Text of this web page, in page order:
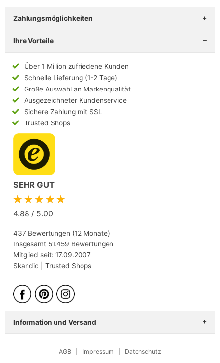
Zahlungsmöglichkeiten
Ihre Vorteile
Über 1 Million zufriedene Kunden
Schnelle Lieferung (1-2 Tage)
Große Auswahl an Markenqualität
Ausgezeichneter Kundenservice
Sichere Zahlung mit SSL
Trusted Shops
SEHR GUT
★★★★★
4.88 / 5.00
437 Bewertungen (12 Monate)
Insgesamt 51.459 Bewertungen
Mitglied seit: 17.09.2007
Skandic | Trusted Shops
Information und Versand
AGB Impressum Datenschutz